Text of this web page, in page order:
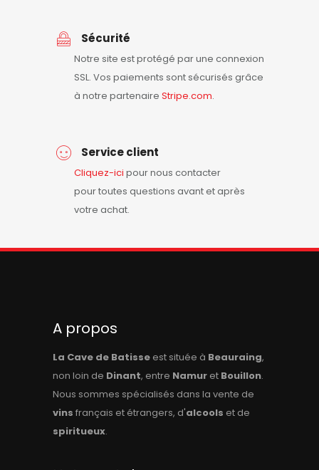
Sécurité
Notre site est protégé par une connexion
SSL. Vos paiements sont sécurisés grâce
à notre partenaire Stripe.com.
Service client
Cliquez-ici pour nous contacter
pour toutes questions avant et après
votre achat.
A propos
La Cave de Batisse est située à Beauraing,
non loin de Dinant, entre Namur et Bouillon.
Nous sommes spécialisés dans la vente de
vins français et étrangers, d'alcools et de
spiritueux.